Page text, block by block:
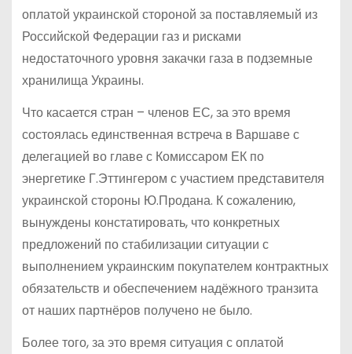
оплатой украинской стороной за поставляемый из
Российской Федерации газ и рисками
недостаточного уровня закачки газа в подземные
хранилища Украины.
Что касается стран – членов ЕС, за это время
состоялась единственная встреча в Варшаве с
делегацией во главе с Комиссаром ЕК по
энергетике Г.Эттингером с участием представителя
украинской стороны Ю.Продана. К сожалению,
вынуждены констатировать, что конкретных
предложений по стабилизации ситуации с
выполнением украинским покупателем контрактных
обязательств и обеспечением надёжного транзита
от наших партнёров получено не было.
Более того, за это время ситуация с оплатой